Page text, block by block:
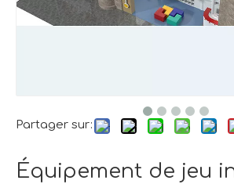
Partager sur:
Équipement de jeu